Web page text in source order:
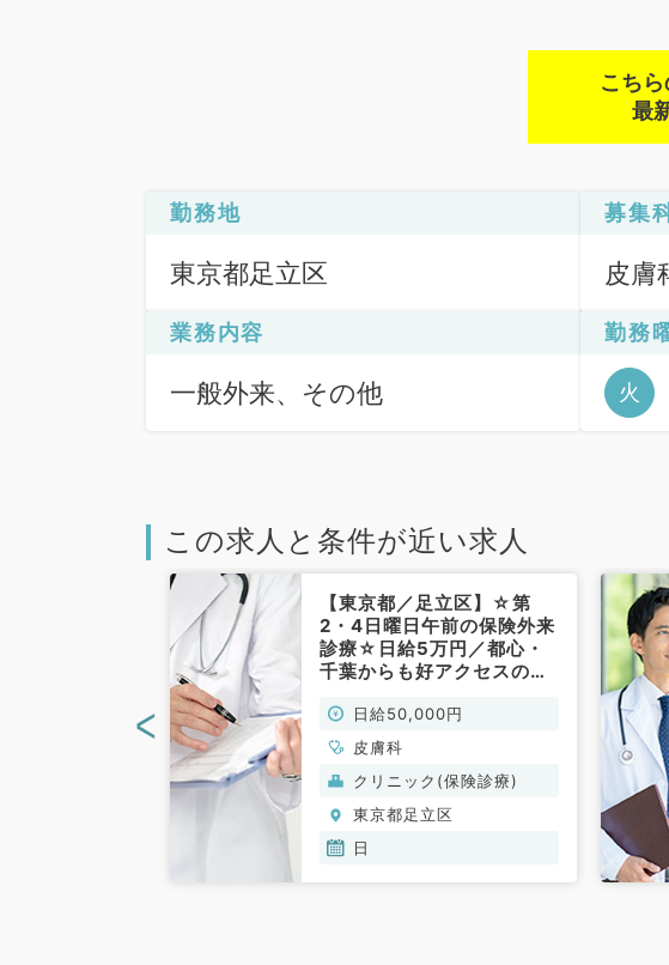
こち
最
勤務地
東京都足立区
募集
皮膚
業務内容
一般外来、その他
勤務
火
この求人と条件が近い求人
【東京都／足立区】☆第
2・4日曜日午前の保険外来
診療☆日給5万円／都心・
千葉からも好アクセスの駅
膚科／非常勤）
日給50,000円
皮膚科
クリニック(保険診療)
東京都足立区
日
<